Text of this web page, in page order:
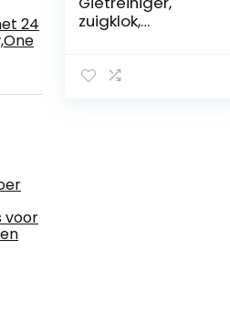
24
voor
zuigklok,
apparaten voor